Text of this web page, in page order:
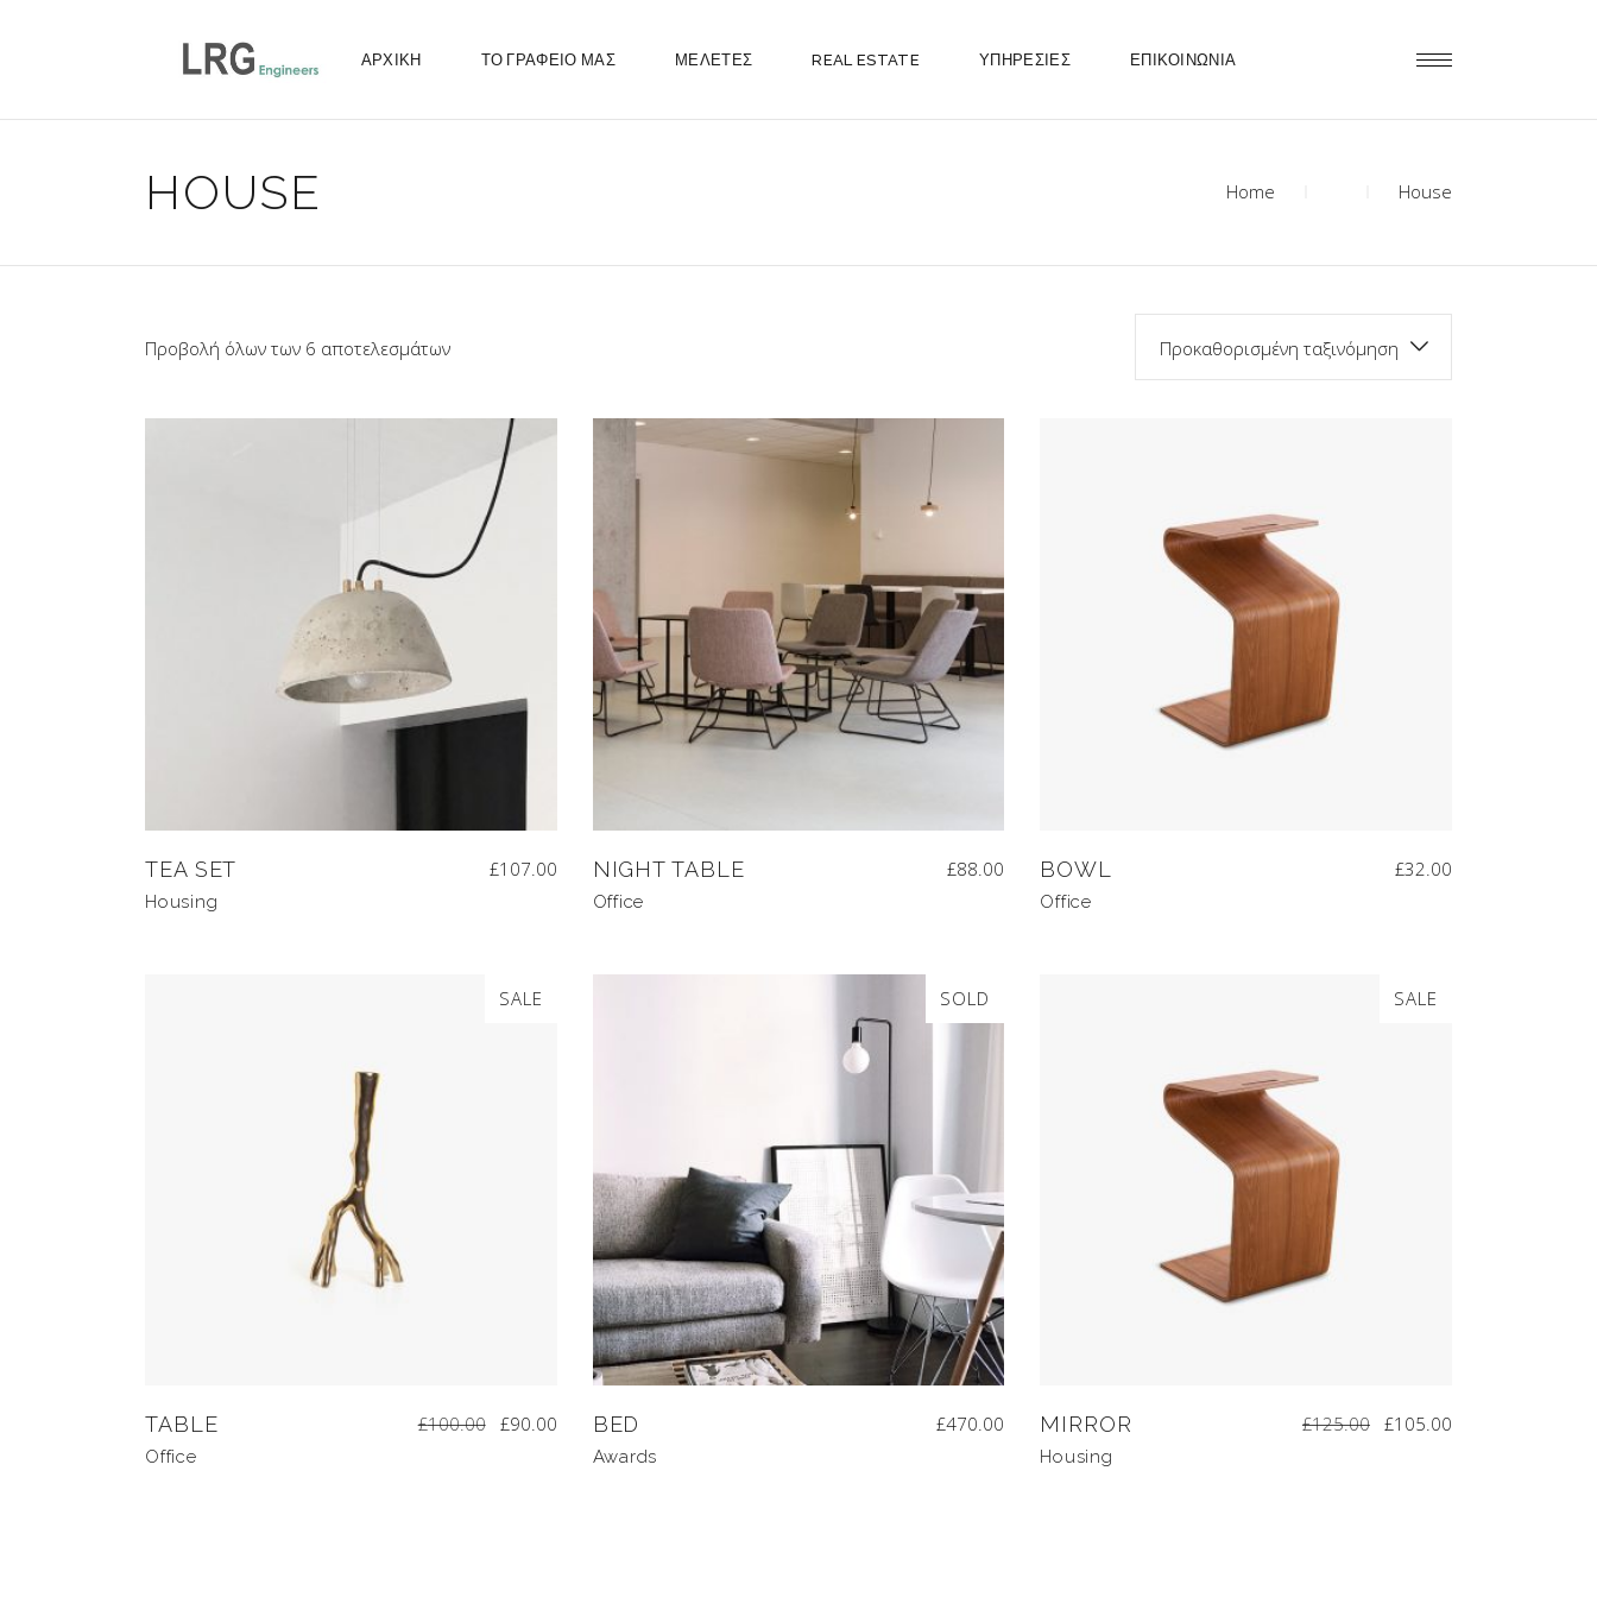
ΑΡΧΙΚΗ ΤΟ ΓΡΑΦΕΙΟ ΜΑΣ ΜΕΛΕΤΕΣ REAL ESTATE ΥΠΗΡΕΣΙΕΣ ΕΠΙΚΟΙΝΩΝΙΑ
HOUSE Home House
Προβολή όλων των 6 αποτελεσμάτων Προκαθορισμένη ταξινόμηση
TEA SET £107.00
Housing
NIGHT TABLE £88.00
Office
BOWL £32.00
Office
SALE
TABLE £100.00 £90.00
Office
SOLD
BED £470.00
Awards
SALE
MIRROR £125.00 £105.00
Housing